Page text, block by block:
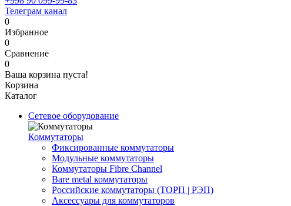
Телеграм канал
0
Избранное
0
Сравнение
0
Ваша корзина пуста!
Корзина
Каталог
Сетевое оборудование
Коммутаторы
Фиксированные коммутаторы
Модульные коммутаторы
Коммутаторы Fibre Channel
Bare metal коммутаторы
Российские коммутаторы (ТОРП | РЭП)
Аксессуары для коммутаторов